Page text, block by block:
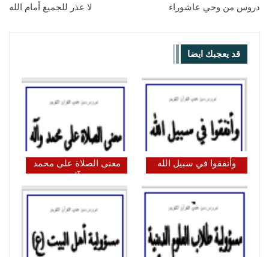
دروس من وحي عاشوراء لا عذر للجميع أمام الله
قد يعجبك ايضا
وأنفقوا في سبيل الله
معنى الصلاة على محمد
وآله